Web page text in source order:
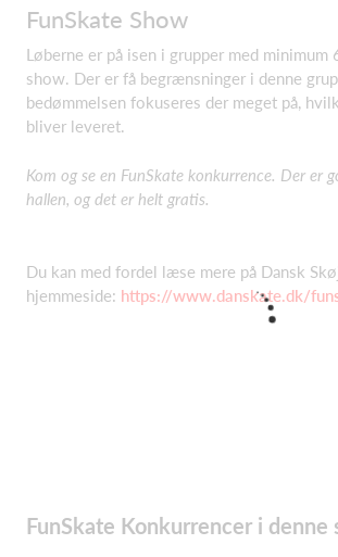
FunSkate Show
Løberne er på isen i grupper med minimum
show. Der er få begrænsninger i denne
bedømmelsen fokuseres der meget på,
bliver leveret.
Kom og se en FunSkate konkurrence. Der er
hallen, og det er helt gratis.
Du kan med fordel læse mere på Dansk
hjemmeside: https://www.danskate.dk/
FunSkate Konkurrencer i denne